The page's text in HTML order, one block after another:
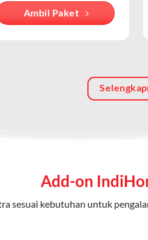
secara terpisah.
dari IndiHome yang
telepon dalam satu
Ambil Paket
Add-on
sesuai kebutuhan untuk